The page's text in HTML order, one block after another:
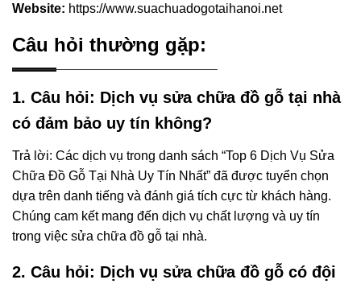
Website: https://www.suachuadogotaihanoi.net
Câu hỏi thường gặp:
1. Câu hỏi: Dịch vụ sửa chữa đồ gỗ tại nhà
có đảm bảo uy tín không?
Trả lời: Các dịch vụ trong danh sách “Top 6 Dịch Vụ Sửa
Chữa Đồ Gỗ Tại Nhà Uy Tín Nhất” đã được tuyển chọn
dựa trên danh tiếng và đánh giá tích cực từ khách hàng.
Chúng cam kết mang đến dịch vụ chất lượng và uy tín
trong việc sửa chữa đồ gỗ tại nhà.
2. Câu hỏi: Dịch vụ sửa chữa đồ gỗ có đội